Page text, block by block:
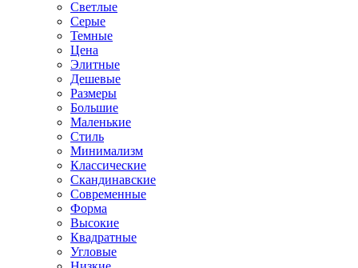
Светлые
Серые
Темные
Цена
Элитные
Дешевые
Размеры
Большие
Маленькие
Стиль
Минимализм
Классические
Скандинавские
Современные
Форма
Высокие
Квадратные
Угловые